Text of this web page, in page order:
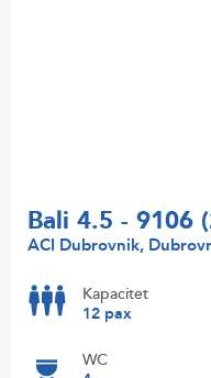
Bali 4.5 - 9106
ACI Dubrovnik,
Kapacitet
12 pax
WC